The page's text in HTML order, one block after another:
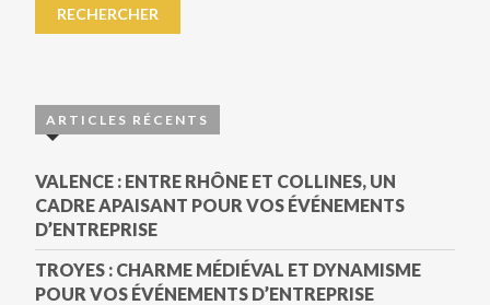
ARTICLES RÉCENTS
VALENCE : ENTRE RHÔNE ET COLLINES, UN
CADRE APAISANT POUR VOS ÉVÉNEMENTS
D’ENTREPRISE
TROYES : CHARME MÉDIÉVAL ET DYNAMISME
POUR VOS ÉVÉNEMENTS D’ENTREPRISE